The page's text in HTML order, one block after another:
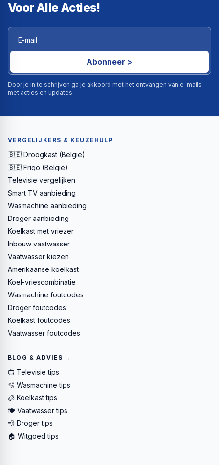
Voor Alle Acties!
Abonneer >
Door je in te schrijven ga je akkoord met het ontvangen van e-mails
met acties en updates.
VERGELIJKERS & KEUZEHULP
🇧🇪 Droogkast (België)
🇧🇪 Frigo (België)
Televisie vergelijken
Smart TV aanbieding
Wasmachine aanbieding
Droger aanbieding
Koelkast met vriezer
Inbouw vaatwasser
Vaatwasser kiezen
Amerikaanse koelkast
Koel-vriescombinatie
Wasmachine foutcodes
Droger foutcodes
Koelkast foutcodes
Vaatwasser foutcodes
BLOG & ADVIES →
📺 Televisie tips
🫧 Wasmachine tips
🧊 Koelkast tips
🍽️ Vaatwasser tips
💨 Droger tips
🏠 Witgoed tips